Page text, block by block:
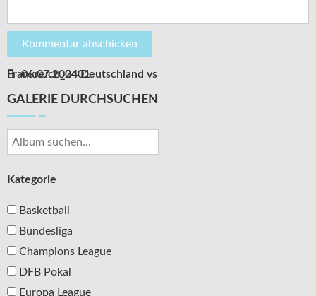
Beitragsnavigation
06.07.2024 Deutschland vs Frankreich_0401
GALERIE DURCHSUCHEN
Kategorie
Basketball
Bundesliga
Champions League
DFB Pokal
Europa League